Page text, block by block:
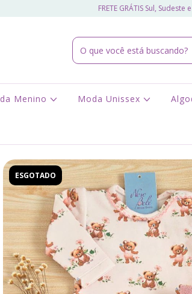
FRETE GRÁTIS Sul,
Menino Moda Unissex
ESGOTADO